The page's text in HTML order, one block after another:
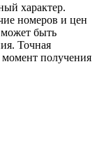
характер.
номеров и цен
быть
Точная
момент получения